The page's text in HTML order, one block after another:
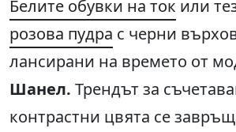
Белите обувки на ток или
розова пудра с черни
лансирани на времето от
Шанел. Трендът за
контрастни цвята се